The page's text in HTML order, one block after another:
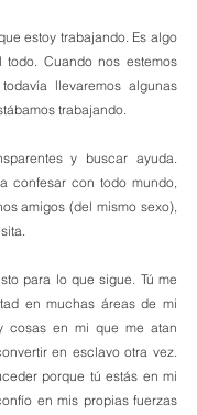
estoy trabajando. Es algo
Cuando nos estemos
llevaremos algunas
trabajando.
y buscar ayuda.
confesar con todo mundo,
amigos (del mismo sexo),
para lo que sigue. Tú me
en muchas áreas de mi
cosas en mi que me atan
en esclavo otra vez.
porque tú estás en mi
en mis propias fuerzas